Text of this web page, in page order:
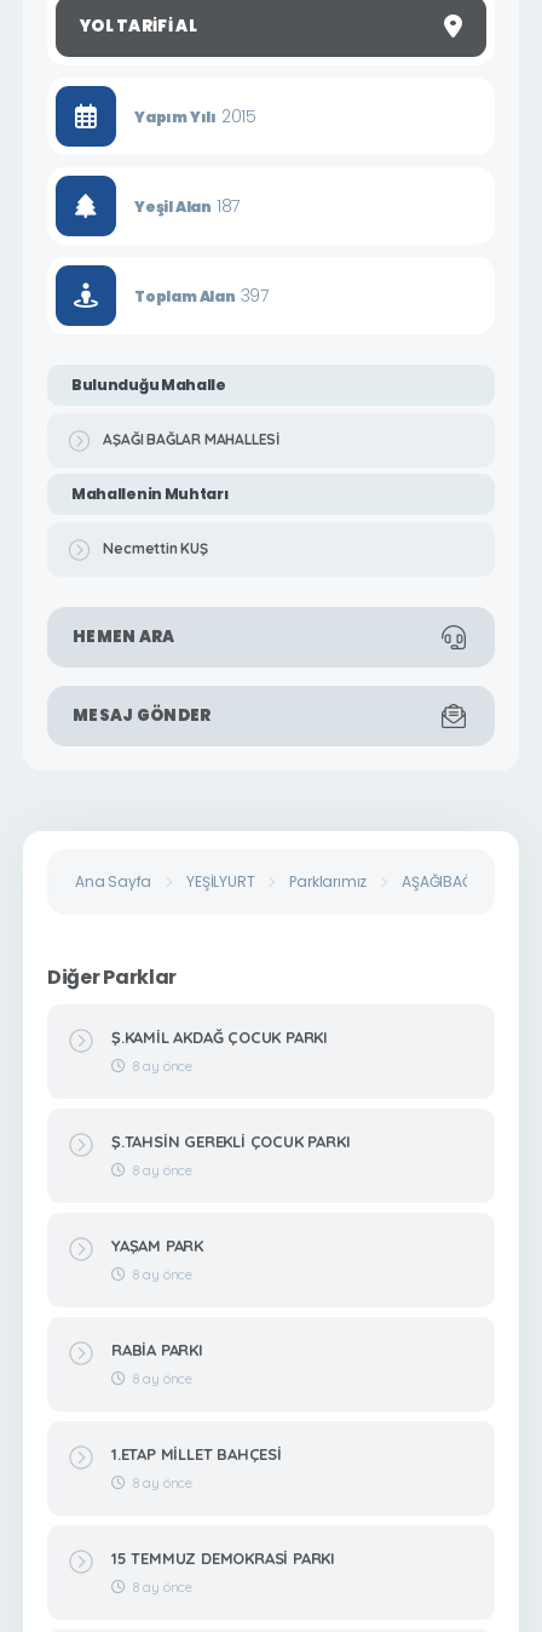
YOL TARIFI AL
Yapım Yılı 2015
Yeşil Alan 187
Toplam Alan 397
Bulunduğu Mahalle
AŞAĞI BAĞLAR MAHALLESİ
Mahallenin Muhtarı
Necmettin KUŞ
HEMEN ARA
MESAJ GÖNDER
Ana Sayfa YEŞİLYURT Parklarımız AŞAĞIBAĞLAR
Diğer Parklar
Ş.KAMİL AKDAĞ ÇOCUK PARKI
8 ay önce
Ş.TAHSİN GEREKLİ ÇOCUK PARKI
8 ay önce
YAŞAM PARK
8 ay önce
RABİA PARKI
8 ay önce
1.ETAP MİLLET BAHÇESİ
8 ay önce
15 TEMMUZ DEMOKRASİ PARKI
8 ay önce